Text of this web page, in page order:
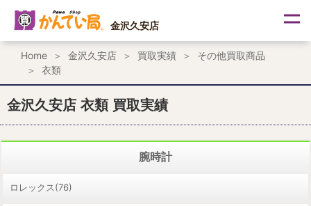
ス
プ
金沢久安店
Home 金沢久安店 買取実績
その他買取商品
衣類
金沢久安店 衣類 買取実績
腕時計
ロレックス(76)